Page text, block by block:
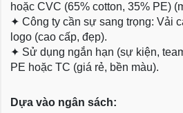
hoặc CVC (65% cotton, 35% PE)
✦ Công ty cần sự sang trọng: Vải
logo (cao cấp, đẹp).
✦ Sử dụng ngắn hạn (sự kiện,
PE hoặc TC (giá rẻ, bền màu).
Dựa vào ngân sách: